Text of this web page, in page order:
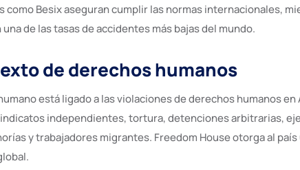
como Besix aseguran cumplir las normas internacionales,
de las tasas de accidentes más bajas del mundo.
de derechos humanos
está ligado a las violaciones de derechos humanos
independientes, tortura, detenciones arbitrarias,
y trabajadores migrantes. Freedom House otorga al